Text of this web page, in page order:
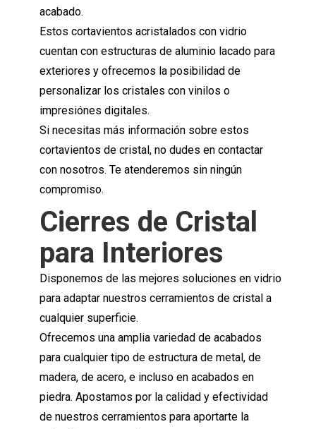
acabado.
Estos cortavientos acristalados con vidrio
cuentan con estructuras de aluminio lacado para
exteriores y ofrecemos la posibilidad de
personalizar los cristales con vinilos o
impresiónes digitales.
Si necesitas más información sobre estos
cortavientos de cristal, no dudes en contactar
con nosotros. Te atenderemos sin ningún
compromiso.
Cierres de Cristal
para Interiores
Disponemos de las mejores soluciones en vidrio
para adaptar nuestros cerramientos de cristal a
cualquier superficie.
Ofrecemos una amplia variedad de acabados
para cualquier tipo de estructura de metal, de
madera, de acero, e incluso en acabados en
piedra. Apostamos por la calidad y efectividad
de nuestros cerramientos para aportarte la